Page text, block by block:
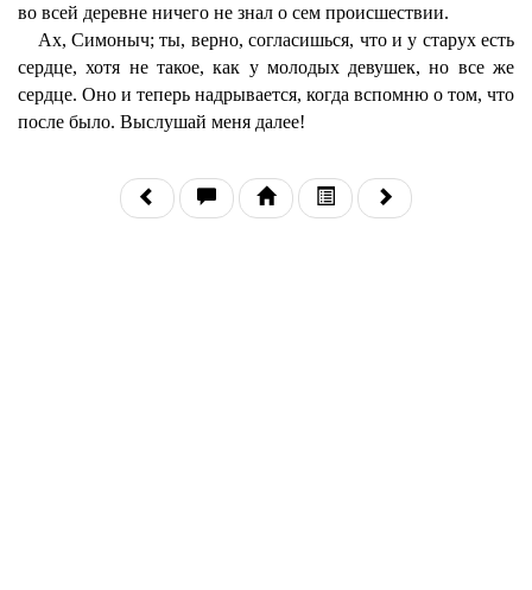
во всей деревне ничего не знал о сем происшествии.
Ах, Симоныч; ты, верно, согласишься, что и у старух есть
сердце, хотя не такое, как у молодых девушек, но все же
сердце. Оно и теперь надрывается, когда вспомню о том, что
после было. Выслушай меня далее!